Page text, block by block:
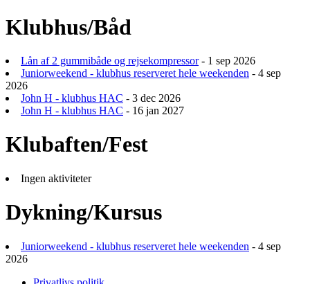
Klubhus/Båd
Lån af 2 gummibåde og rejsekompressor- 1 sep 2026
Juniorweekend - klubhus reserveret hele weekenden - 4 sep
2026
John H - klubhus HAC - 3 dec 2026
John H - klubhus HAC - 16 jan 2027
Klubaften/Fest
Ingen aktiviteter
Dykning/Kursus
Juniorweekend - klubhus reserveret hele weekenden - 4 sep
2026